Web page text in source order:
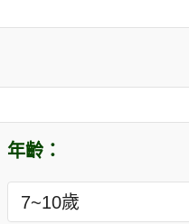
年齡：